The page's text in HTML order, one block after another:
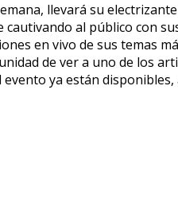
llevará su
al público con
en vivo de sus temas
de ver a uno de los
ya están